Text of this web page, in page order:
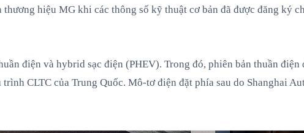
hiệu MG khi các thông số kỹ thuật cơ bản đã được đăng ký
điện và hybrid sạc điện (PHEV). Trong đó, phiên bản thuần
CLTC của Trung Quốc. Mô-tơ điện đặt phía sau do Shanghai